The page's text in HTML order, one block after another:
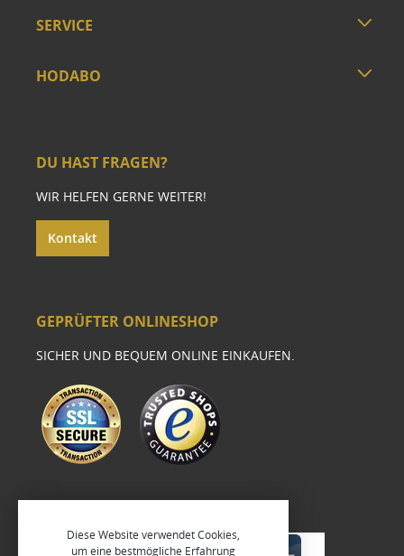
SERVICE
HODABO
DU HAST FRAGEN?
WIR HELFEN GERNE WEITER!
Kontakt
GEPRÜFTER ONLINESHOP
SICHER UND BEQUEM ONLINE EINKAUFEN.
Diese Website verwendet Cookies,
um eine bestmögliche Erfahrung